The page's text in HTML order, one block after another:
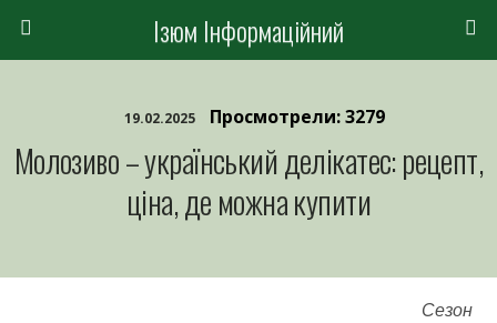
Ізюм Інформаційний
19.02.2025 Просмотрели: 3279
Молозиво – український делікатес: рецепт,
ціна, де можна купити
Сезон